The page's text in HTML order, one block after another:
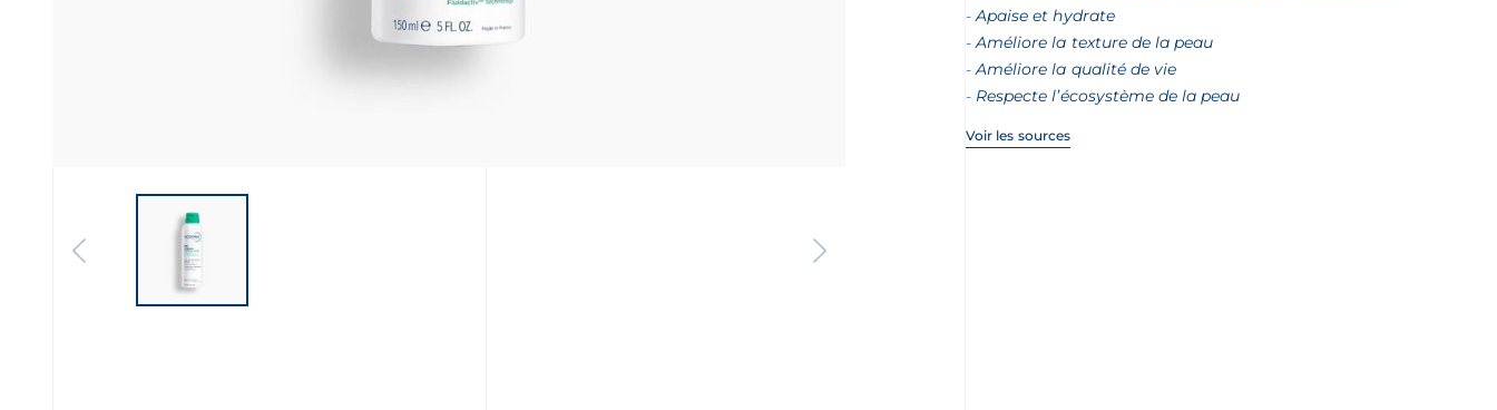
Apaise et hydrate
Améliore la texture de la peau
Améliore la qualité de vie
Respecte l’écosystème de la peau
Voir les sources